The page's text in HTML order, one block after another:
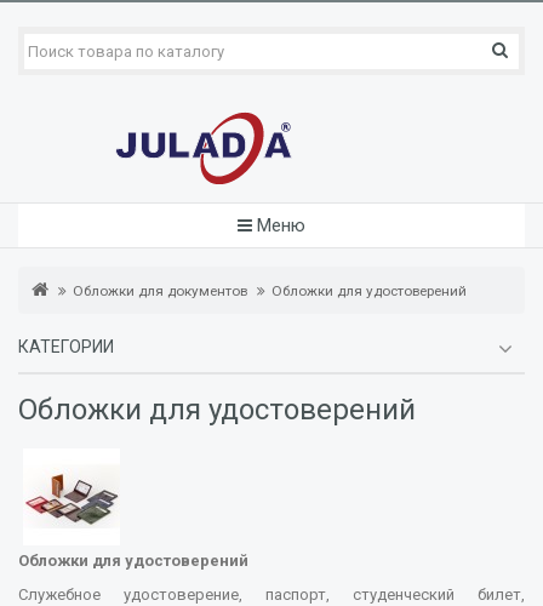
Меню
Обложки для документов Обложки для удостоверений
КАТЕГОРИИ
Обложки для удостоверений
Обложки для удостоверений
Служебное удостоверение, паспорт, студенческий билет,